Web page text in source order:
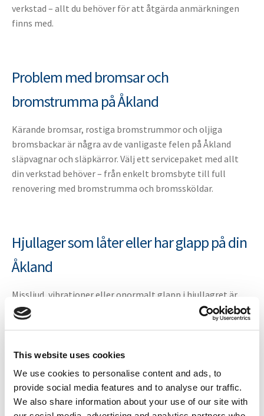
This website uses cookies
We use cookies to personalise content and ads, to
provide social media features and to analyse our traffic.
We also share information about your use of our site with
verkstad – allt du behöver för att åtgärda anmärkningen
finns med.
Problem med bromsar och
bromstrumma på Åkland
Kärande bromsar, rostiga bromstrummor och oljiga
bromsbackar är några av de vanligaste felen på Åkland
släpvagnar och släpkärror. Välj ett servicepaket med allt
din verkstad behöver – från enkelt bromsbyte till full
renovering med bromstrumma och bromssköldar.
Hjullager som låter eller har glapp på din
Åkland
Missljud, vibrationer eller onormalt glapp i hjullagret är
vanliga besiktningsanmärkningar på Åkland släpvagnar.
Välj ett servicepaket som inkluderar hjullager – verkstaden
ombesiktningen.
Fyra nivåer – välj efter behovet